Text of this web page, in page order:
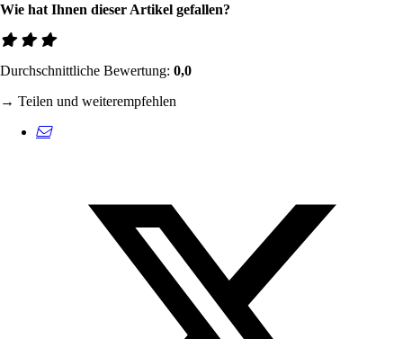
Wie hat Ihnen dieser Artikel gefallen?
Durchschnittliche Bewertung: 0,0
→ Teilen und weiterempfehlen